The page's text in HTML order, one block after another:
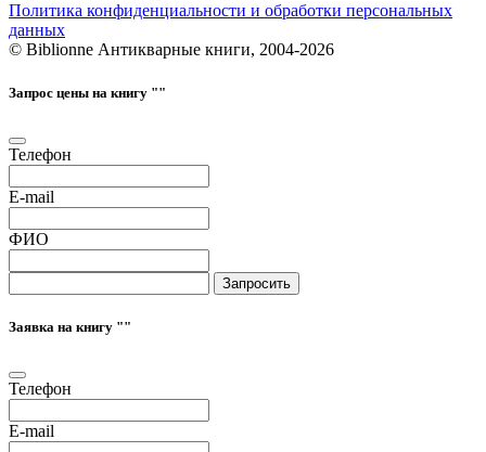
Политика конфиденциальности и обработки персональных
данных
© Biblionne Антикварные книги, 2004-2026
Запрос цены на книгу ""
Телефон
E-mail
ФИО
Запросить
Заявка на книгу ""
Телефон
E-mail